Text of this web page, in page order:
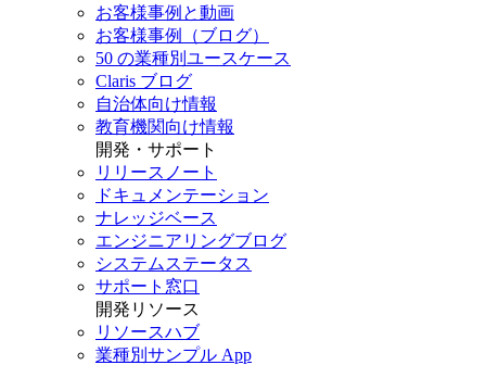
お客様事例と動画
お客様事例（ブログ）
50 の業種別ユースケース
Claris ブログ
自治体向け情報
教育機関向け情報
開発・サポート
リリースノート
ドキュメンテーション
ナレッジベース
エンジニアリングブログ
システムステータス
サポート窓口
開発リソース
リソースハブ
業種別サンプル App